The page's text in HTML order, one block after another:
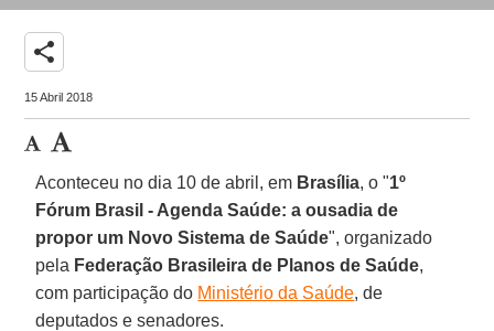
share
15 Abril 2018
Aconteceu no dia 10 de abril, em Brasília, o "1º
Fórum Brasil - Agenda Saúde: a ousadia de
propor um Novo Sistema de Saúde", organizado
pela Federação Brasileira de Planos de Saúde,
com participação do Ministério da Saúde, de
deputados e senadores.